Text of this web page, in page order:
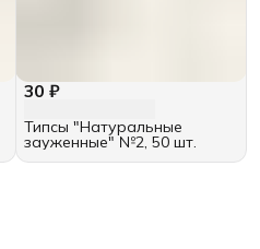
30 ₽
Типсы "Натуральные
зауженные" №2, 50 шт.